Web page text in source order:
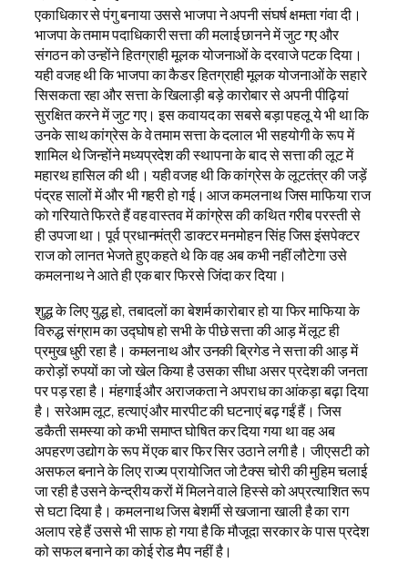
एकाधिकार से पंगु बनाया उससे भाजपा ने अपनी संघर्ष क्षमता गंवा दी।
भाजपा के तमाम पदाधिकारी सत्ता की मलाई छानने में जुट गए और
संगठन को उन्होंने हितग्राही मूलक योजनाओं के दरवाजे पटक दिया।
यही वजह थी कि भाजपा का कैडर हितग्राही मूलक योजनाओं के सहारे
सिसकता रहा और सत्ता के खिलाड़ी बड़े कारोबार से अपनी पीढ़ियां
सुरक्षित करने में जुट गए। इस कवायद का सबसे बड़ा पहलू ये भी था कि
उनके साथ कांग्रेस के वे तमाम सत्ता के दलाल भी सहयोगी के रूप में
शामिल थे जिन्होंने मध्यप्रदेश की स्थापना के बाद से सत्ता की लूट में
महारथ हासिल की थी। यही वजह थी कि कांग्रेस के लूटतंत्र की जड़ें
पंद्रह सालों में और भी गहरी हो गई। आज कमलनाथ जिस माफिया राज
को गरियाते फिरते हैं वह वास्तव में कांग्रेस की कथित गरीब परस्ती से
ही उपजा था। पूर्व प्रधानमंत्री डाक्टर मनमोहन सिंह जिस इंसपेक्टर
राज को लानत भेजते हुए कहते थे कि वह अब कभी नहीं लौटेगा उसे
कमलनाथ ने आते ही एक बार फिरसे जिंदा कर दिया।
शुद्ध के लिए युद्ध हो, तबादलों का बेशर्म कारोबार हो या फिर माफिया के
विरुद्ध संग्राम का उद्घोष हो सभी के पीछे सत्ता की आड़ में लूट ही
प्रमुख धुरी रहा है। कमलनाथ और उनकी ब्रिगेड ने सत्ता की आड़ में
करोड़ों रुपयों का जो खेल किया है उसका सीधा असर प्रदेश की जनता
पर पड़ रहा है। मंहगाई और अराजकता ने अपराध का आंकड़ा बढ़ा दिया
है। सरेआम लूट, हत्याएं और मारपीट की घटनाएं बढ़ गईं हैं। जिस
डकैती समस्या को कभी समाप्त घोषित कर दिया गया था वह अब
अपहरण उद्योग के रूप में एक बार फिर सिर उठाने लगी है। जीएसटी को
असफल बनाने के लिए राज्य प्रायोजित जो टैक्स चोरी की मुहिम चलाई
जा रही है उसने केन्द्रीय करों में मिलने वाले हिस्से को अप्रत्याशित रूप
से घटा दिया है। कमलनाथ जिस बेशर्मी से खजाना खाली है का राग
अलाप रहे हैं उससे भी साफ हो गया है कि मौजूदा सरकार के पास प्रदेश
को सफल बनाने का कोई रोड मैप नहीं है।